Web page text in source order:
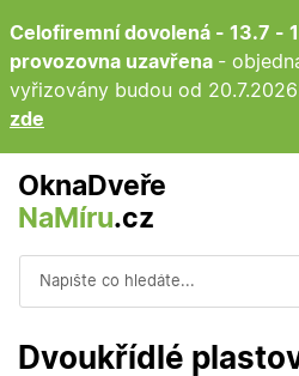
Celofiremní dovolená - 13.7 -
provozovna uzavřena -
vyřizovány budou od
zde
OknaDveře
NaMíru.cz
Dvoukřídlé